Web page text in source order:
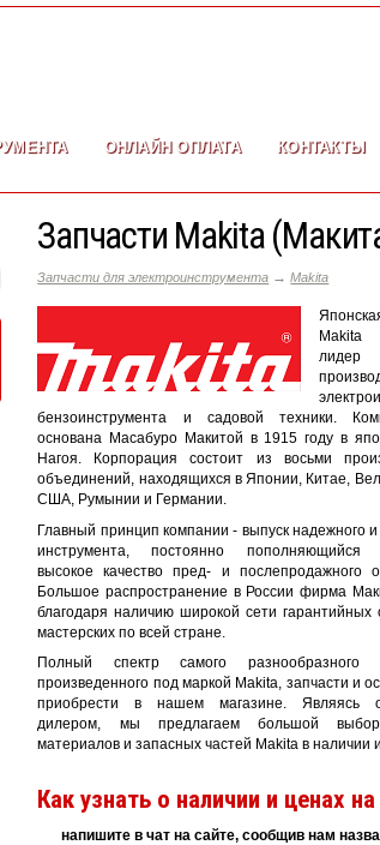
ОНЛАЙН ОПЛАТА КОНТАКТЫ
Запчасти Makita
Запчасти для электроинструмента →Makita
бензоинструмента и садовой техники.
основана Масабуро Макитой в 1915 году в
Нагоя. Корпорация состоит из восьми
объединений, находящихся в Японии, Китае,
США, Румынии и Германии.
Главный принцип компании - выпуск надежного и
инструмента, постоянно пополняющийся
высокое качество пред- и послепродажного
Большое распространение в России фирма
благодаря наличию широкой сети
мастерских по всей стране.
Полный спектр самого разнообразного
произведенного под маркой Makita, запчасти и
приобрести в нашем магазине. Являясь
дилером, мы предлагаем большой
материалов и запасных частей Makita в наличии
Как узнать о наличии и ценах
напишите в чат на сайте, сообщив нам